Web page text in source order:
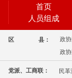
首页
人员组成
区 县： 政
政
党派、工商联： 民